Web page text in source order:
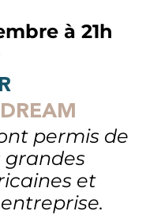
à 21h
permis de
grandes
et